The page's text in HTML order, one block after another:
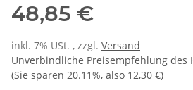
48,85 €
inkl. 7% USt. , zzgl. Versand
Unverbindliche Preisempfehlung des
(Sie sparen 20.11%, also 12,30 €)